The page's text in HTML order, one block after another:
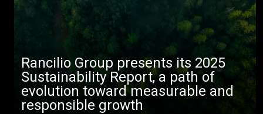
Rancilio Group presents its 2025
Sustainability Report, a path of
evolution toward measurable and
responsible growth